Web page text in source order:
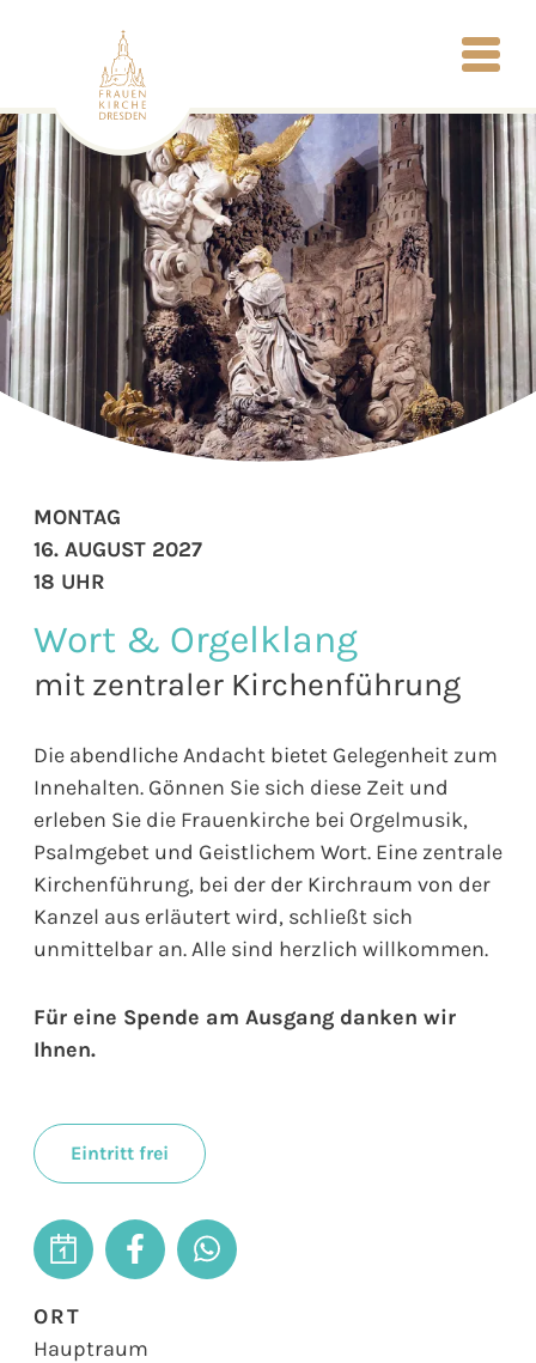
Wort & Orgelklang
mit zentraler Kirchenführung
Die abendliche Andacht bietet Gelegenheit zum
Innehalten. Gönnen Sie sich diese Zeit und
erleben Sie die Frauenkirche bei Orgelmusik,
Psalmgebet und Geistlichem Wort. Eine zentrale
Kirchenführung, bei der der Kirchraum von der
Kanzel aus erläutert wird, schließt sich
unmittelbar an. Alle sind herzlich willkommen.
Für eine Spende am Ausgang danken wir
Ihnen.
Eintritt frei
MONTAG
16. AUGUST 2027
18 UHR
ORT
Hauptraum